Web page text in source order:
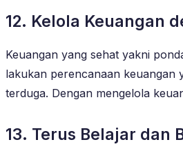
12. Kelola Keuangan
Keuangan yang sehat yakni
lakukan perencanaan keuangan
terduga. Dengan mengelola
13. Terus Belajar dan